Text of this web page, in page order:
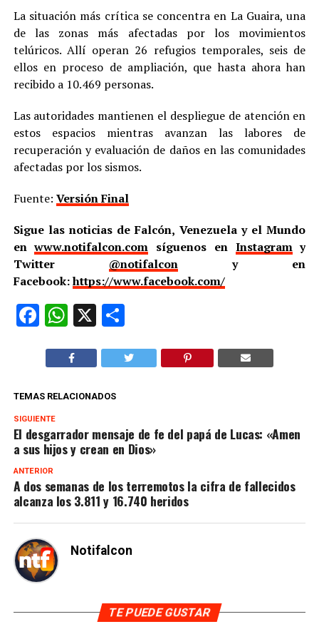
La situación más crítica se concentra en La Guaira, una
de las zonas más afectadas por los movimientos
telúricos. Allí operan 26 refugios temporales, seis de
ellos en proceso de ampliación, que hasta ahora han
recibido a 10.469 personas.
Las autoridades mantienen el despliegue de atención en
estos espacios mientras avanzan las labores de
recuperación y evaluación de daños en las comunidades
afectadas por los sismos.
Fuente: Versión Final
Sigue las noticias de Falcón, Venezuela y el Mundo
enwww.notifalcon.com síguenos en Instagramy
Twitter @notifalcony en
Facebook:https://www.facebook.com/
Facebook
WhatsApp
X Compartir
TEMAS RELACIONADOS
SIGUIENTE
El desgarrador mensaje de fe del papá de Lucas: «Amen
a sus hijos y crean en Dios»
ANTERIOR
A dos semanas de los terremotos la cifra de fallecidos
alcanza los 3.811 y 16.740 heridos
Notifalcon
TE PUEDE GUSTAR